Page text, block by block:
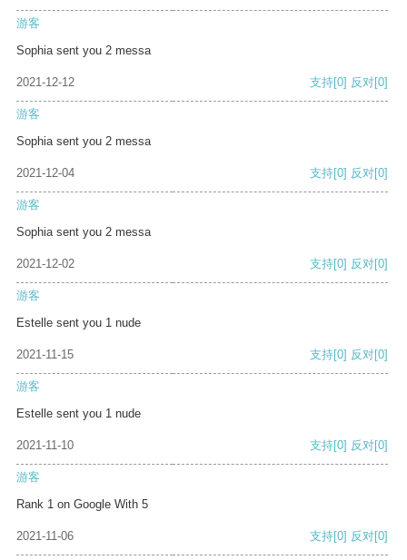
游客
Sophia sent you 2 messa
2021-12-12 支持[0] 反对[0]
游客
Sophia sent you 2 messa
2021-12-04 支持[0] 反对[0]
游客
Sophia sent you 2 messa
2021-12-02 支持[0] 反对[0]
游客
Estelle sent you 1 nude
2021-11-15 支持[0] 反对[0]
游客
Estelle sent you 1 nude
2021-11-10 支持[0] 反对[0]
游客
Rank 1 on Google With 5
2021-11-06 支持[0] 反对[0]